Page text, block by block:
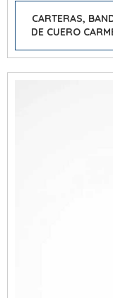
CARTERAS,
DE CUERO